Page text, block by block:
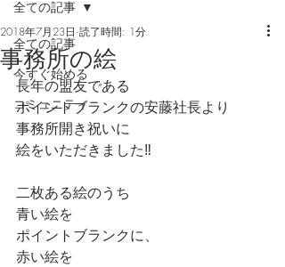
全ての記事
今すぐ始める
コミュニティ
全ての記事
事務所の絵
2018年7月23日 読了時間: 1分
長年の盟友である
ポイントブランクの安藤社長より
事務所開き祝いに
絵をいただきました‼️
二枚ある絵のうち
青い絵を
ポイントブランクに、
赤い絵を